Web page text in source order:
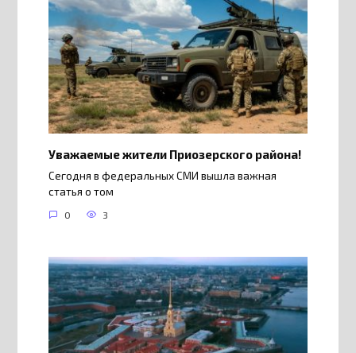
Уважаемые жители Приозерского района!
Сегодня в федеральных СМИ вышла важная
статья о том
0 3